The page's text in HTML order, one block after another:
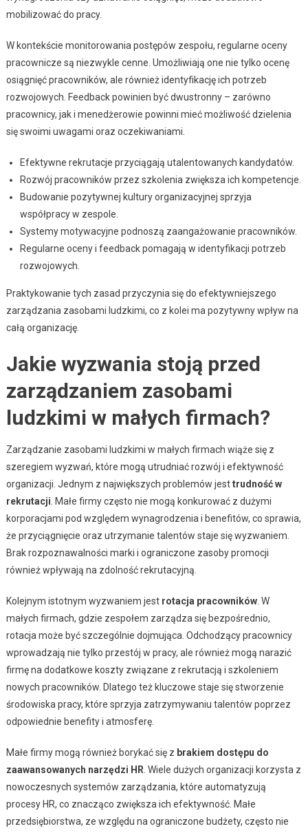
mobilizować do pracy.
W kontekście monitorowania postępów zespołu, regularne oceny
pracownicze są niezwykle cenne. Umożliwiają one nie tylko ocenę
osiągnięć pracowników, ale również identyfikację ich potrzeb
rozwojowych. Feedback powinien być dwustronny – zarówno
pracownicy, jak i menedżerowie powinni mieć możliwość dzielenia
się swoimi uwagami oraz oczekiwaniami.
Efektywne rekrutacje przyciągają utalentowanych kandydatów.
Rozwój pracowników przez szkolenia zwiększa ich kompetencje.
Budowanie pozytywnej kultury organizacyjnej sprzyja
współpracy w zespole.
Systemy motywacyjne podnoszą zaangażowanie pracowników.
Regularne oceny i feedback pomagają w identyfikacji potrzeb
rozwojowych.
Praktykowanie tych zasad przyczynia się do efektywniejszego
zarządzania zasobami ludzkimi, co z kolei ma pozytywny wpływ na
całą organizację.
Jakie wyzwania stoją przed
zarządzaniem zasobami
ludzkimi w małych firmach?
Zarządzanie zasobami ludzkimi w małych firmach wiąże się z
szeregiem wyzwań, które mogą utrudniać rozwój i efektywność
organizacji. Jednym z największych problemów jesttrudność w
rekrutacji. Małe firmy często nie mogą konkurować z dużymi
korporacjami pod względem wynagrodzenia i benefitów, co sprawia,
że przyciągnięcie oraz utrzymanie talentów staje się wyzwaniem.
Brak rozpoznawalności marki i ograniczone zasoby promocji
również wpływają na zdolność rekrutacyjną.
Kolejnym istotnym wyzwaniem jest rotacja pracowników. W
małych firmach, gdzie zespołem zarządza się bezpośrednio,
rotacja może być szczególnie dojmująca. Odchodzący pracownicy
wprowadzają nie tylko przestój w pracy, ale również mogą narazić
firmę na dodatkowe koszty związane z rekrutacją i szkoleniem
nowych pracowników. Dlatego też kluczowe staje się stworzenie
środowiska pracy, które sprzyja zatrzymywaniu talentów poprzez
odpowiednie benefity i atmosferę.
Małe firmy mogą również borykać się z brakiem dostępu do
zaawansowanych narzędzi HR. Wiele dużych organizacji korzysta z
nowoczesnych systemów zarządzania, które automatyzują
procesy HR, co znacząco zwiększa ich efektywność. Małe
przedsiębiorstwa, ze względu na ograniczone budżety, często nie